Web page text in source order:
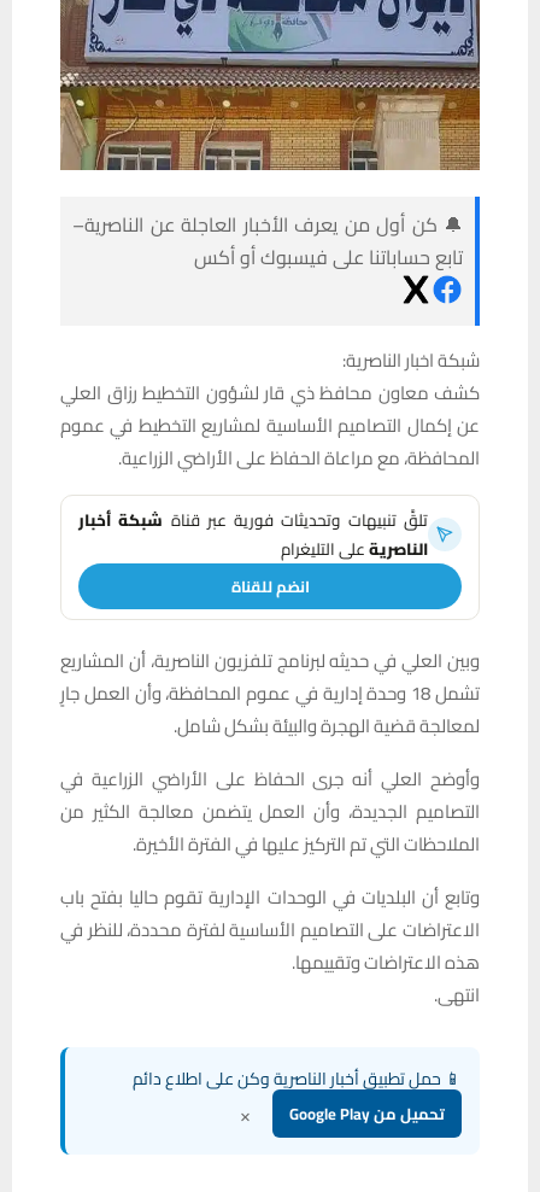
🔔 كن أول من يعرف الأخبار العاجلة عن الناصرية–
تابع حساباتنا على فيسبوك أو أكس
شبكة اخبار الناصرية:
كشف معاون محافظ ذي قار لشؤون التخطيط رزاق العلي
عن إكمال التصاميم الأساسية لمشاريع التخطيط في عموم
المحافظة، مع مراعاة الحفاظ على الأراضي الزراعية.
تلقَّ تنبيهات وتحديثات فورية عبر قناة شبكة أخبار
الناصريةعلى التليغرام
انضم للقناة
وبين العلي في حديثه لبرنامج تلفزيون الناصرية، أن المشاريع
تشمل 18 وحدة إدارية في عموم المحافظة، وأن العمل جارٍ
لمعالجة قضية الهجرة والبيئة بشكل شامل.
وأوضح العلي أنه جرى الحفاظ على الأراضي الزراعية في
التصاميم الجديدة، وأن العمل يتضمن معالجة الكثير من
الملاحظات التي تم التركيز عليها في الفترة الأخيرة.
وتابع أن البلديات في الوحدات الإدارية تقوم حاليا بفتح باب
الاعتراضات على التصاميم الأساسية لفترة محددة، للنظر في
هذه الاعتراضات وتقييمها.
انتهى.
📱 حمل تطبيق أخبار الناصرية وكن على اطلاع دائم
تحميل من Google Play ×